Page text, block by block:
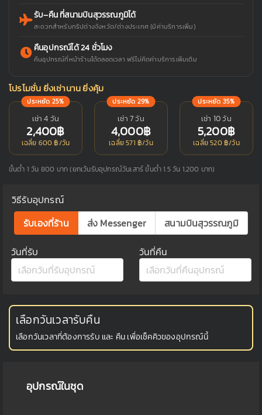
รับ–คืน ที่สนามบินสุวรรณภูมิได้
สะดวกสำหรับทริปต่างจังหวัด/ต่างประเทศ (มีค่าบริการเพิ่ม)
คืนอุปกรณ์ได้ 24 ชั่วโมง
คืนอุปกรณ์ที่หน้าร้านได้ตลอดเวลา ฟรีไม่คิดค่าบริการเพิ่มเติม
โปรโมชั่น ยิ่งเช่านาน ยิ่งคุ้ม
ประหยัด 25%
เช่า 4 วัน
2,400฿
เฉลี่ย 600 ฿/วัน
ประหยัด 29%
เช่า 7 วัน
4,000฿
เฉลี่ย 571 ฿/วัน
ประหยัด 35%
เช่า 10 วัน
5,200฿
เฉลี่ย 520 ฿/วัน
ขั้นต่ำ 1 วัน 800 บาท (ยกเว้นรับอุปกรณ์วันเสาร์ ขั้นต่ำ 1.5 วัน 1,200 บาท)
วิธีรับอุปกรณ์
รับเองที่ร้าน
ส่ง Messenger สนามบินสุวรรณภูมิ
วันที่รับ วันที่คืน
เลือกวันเวลารับคืน
เลือกวันเวลาที่ต้องการรับ และ คืน เพื่อเช็คคิวของอุปกรณ์นี้
อุปกรณ์ในชุด